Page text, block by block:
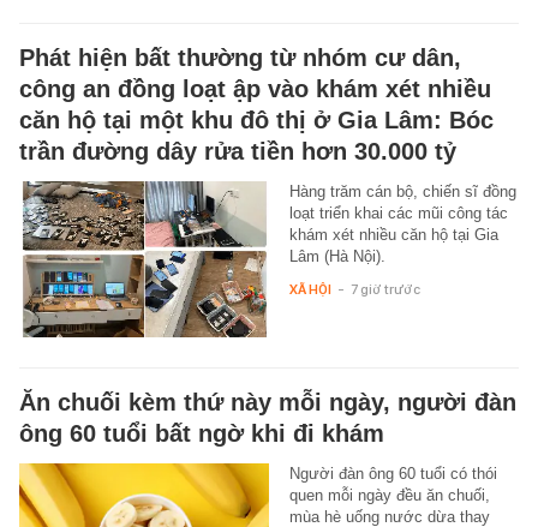
Phát hiện bất thường từ nhóm cư dân,
công an đồng loạt ập vào khám xét nhiều
căn hộ tại một khu đô thị ở Gia Lâm: Bóc
trần đường dây rửa tiền hơn 30.000 tỷ
Hàng trăm cán bộ, chiến sĩ đồng
loạt triển khai các mũi công tác
khám xét nhiều căn hộ tại Gia
Lâm (Hà Nội).
XÃ HỘI - 7 giờ trước
Ăn chuối kèm thứ này mỗi ngày, người đàn
ông 60 tuổi bất ngờ khi đi khám
Người đàn ông 60 tuổi có thói
quen mỗi ngày đều ăn chuối,
mùa hè uống nước dừa thay